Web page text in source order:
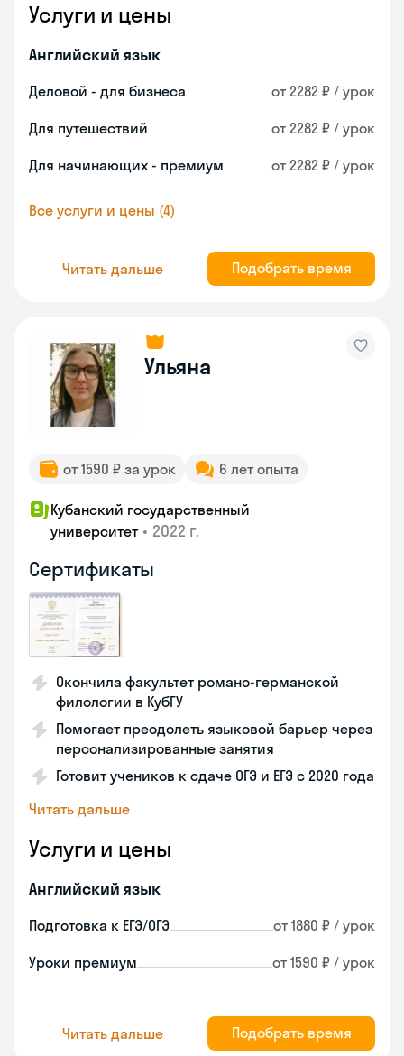
Услуги и цены
Английский язык
Деловой - для бизнеса от 2282 ₽ / урок
Для путешествий от 2282 ₽ / урок
Для начинающих - премиум от 2282 ₽ / урок
Все услуги и цены (4)
Читать дальше Подобрать время
Ульяна
от 1590 ₽ за урок 6 лет опыта
Кубанский государственный
университет • 2022 г.
Сертификаты
Окончила факультет романо-германской
филологии в КубГУ
Помогает преодолеть языковой барьер через
персонализированные занятия
Готовит учеников к сдаче ОГЭ и ЕГЭ с 2020 года
Читать дальше
Услуги и цены
Английский язык
Подготовка к ЕГЭ/ОГЭ от 1880 ₽ / урок
Уроки премиум от 1590 ₽ / урок
Читать дальше Подобрать время